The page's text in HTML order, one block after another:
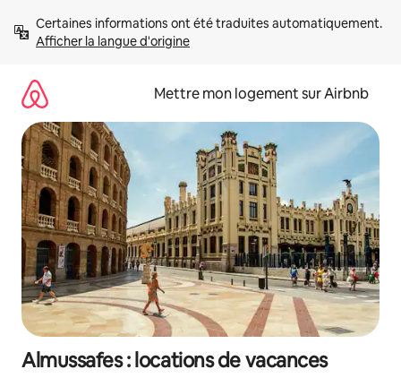
directement
Afficher la langue d'origine
Mettre mon logement sur Airbnb
Almussafes : locations de vacances